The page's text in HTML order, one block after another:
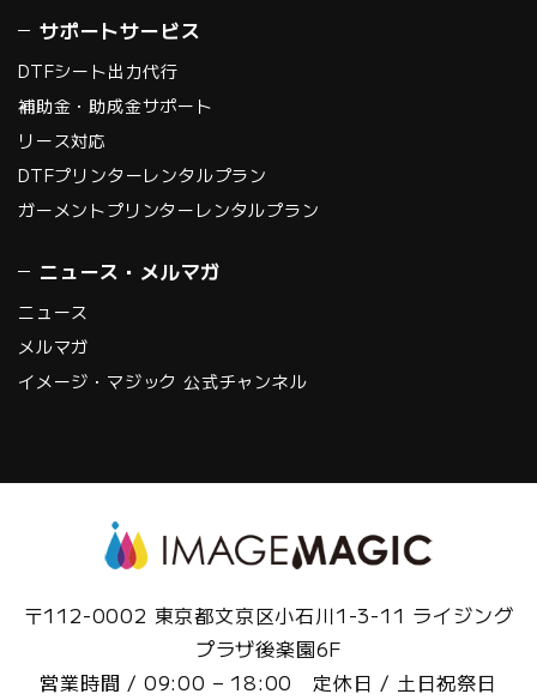
サポートサービス
DTFシート出力代行
補助金・助成金サポート
リース対応
DTFプリンターレンタルプラン
ガーメントプリンターレンタルプラン
ニュース・メルマガ
ニュース
メルマガ
イメージ・マジック 公式チャンネル
〒112-0002 東京都文京区小石川1-3-11 ライジング
プラザ後楽園6F
営業時間 / 09:00 – 18:00 定休日 / 土日祝祭日